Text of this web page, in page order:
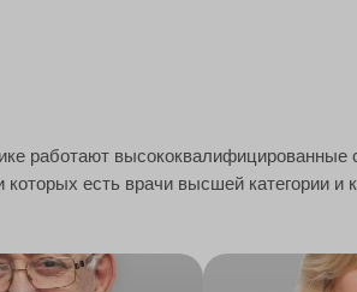
работают
которых есть врачи высшей категории и